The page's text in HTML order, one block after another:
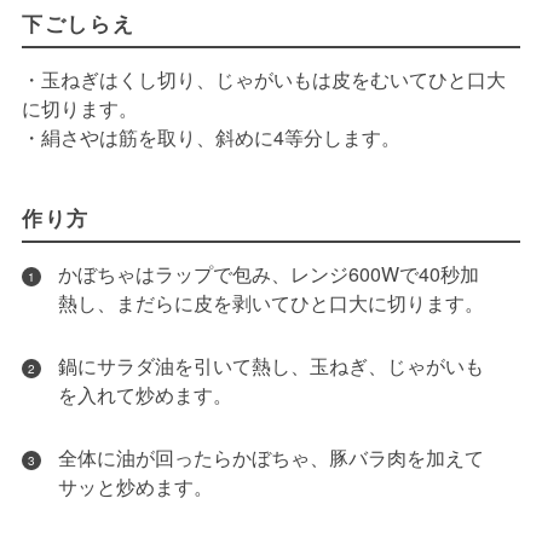
下ごしらえ
・玉ねぎはくし切り、じゃがいもは皮をむいてひと口大
に切ります。
・絹さやは筋を取り、斜めに4等分します。
作り方
1
かぼちゃはラップで包み、レンジ600Wで40秒加
熱し、まだらに皮を剥いてひと口大に切ります。
2
鍋にサラダ油を引いて熱し、玉ねぎ、じゃがいも
を入れて炒めます。
3
全体に油が回ったらかぼちゃ、豚バラ肉を加えて
サッと炒めます。